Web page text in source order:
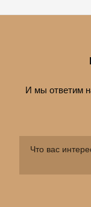
И мы ответим